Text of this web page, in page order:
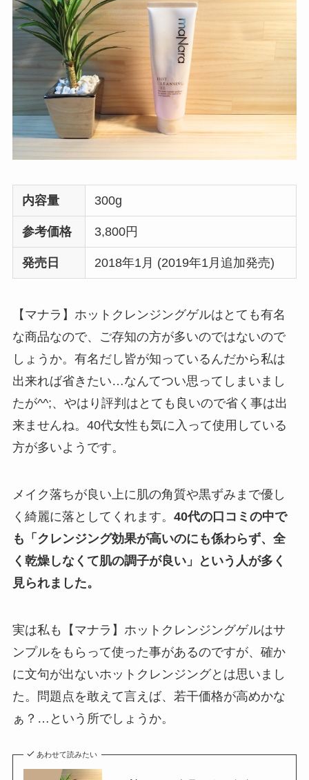
内容量 300g
参考価格 3,800円
発売日 2018年1月 (2019年1月追加発売)
【マナラ】ホットクレンジングゲルはとても有名
な商品なので、ご存知の方が多いのではないので
しょうか。有名だし皆が知っているんだから私は
出来れば省きたい…なんてつい思ってしまいまし
たが^^;、やはり評判はとても良いので省く事は出
来ませんね。40代女性も気に入って使用している
方が多いようです。
メイク落ちが良い上に肌の角質や黒ずみまで優し
く綺麗に落としてくれます。 40代の口コミの中で
も「クレンジング効果が高いのにも係わらず、全
く乾燥しなくて肌の調子が良い」という人が多く
見られました。
実は私も【マナラ】ホットクレンジングゲルはサ
ンプルをもらって使った事があるのですが、確か
に文句が出ないホットクレンジングとは思いまし
た。問題点を敢えて言えば、若干価格が高めかな
ぁ？…という所でしょうか。
あわせて読みたい